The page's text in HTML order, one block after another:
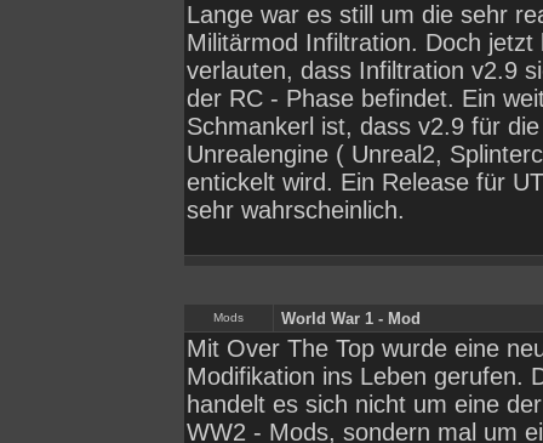
Lange war es still um die sehr
Militärmod Infiltration. Doch jetzt
verlauten, dass Infiltration v2.9
der RC - Phase befindet. Ein
Schmankerl ist, dass v2.9 für
Unrealengine ( Unreal2,
entickelt wird. Ein Release für
sehr wahrscheinlich.
Mods World War 1 - Mod
Mit Over The Top wurde eine
Modifikation ins Leben gerufen.
handelt es sich nicht um eine
WW2 - Mods, sondern mal um